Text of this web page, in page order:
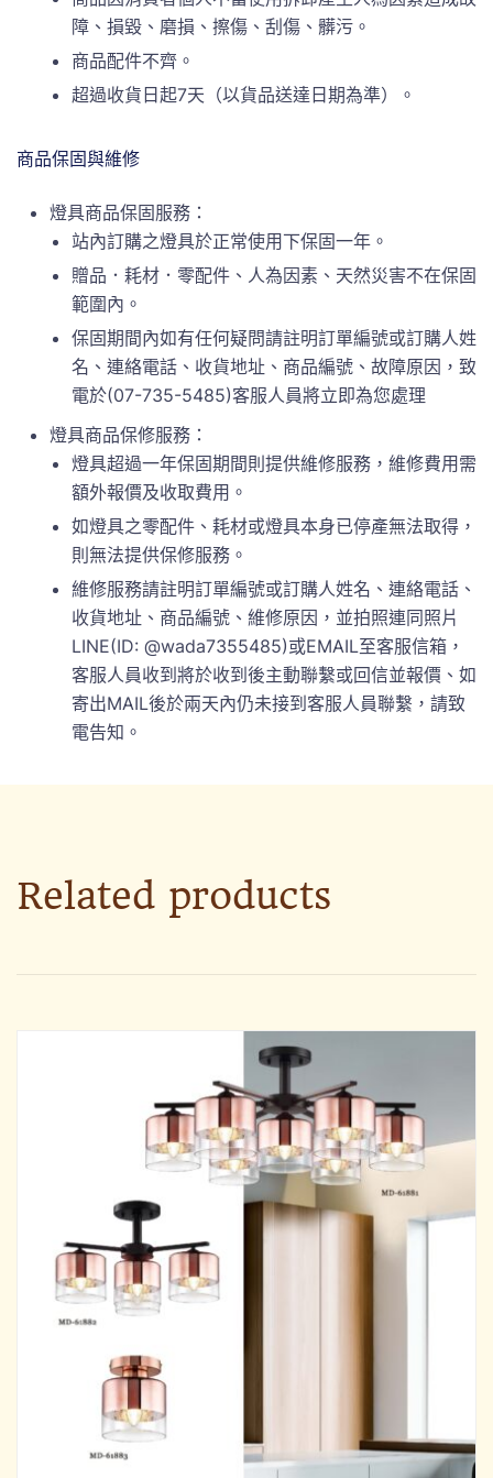
障、損毀、磨損、擦傷、刮傷、髒污。
商品配件不齊。
超過收貨日起7天（以貨品送達日期為準）。
商品保固與維修
燈具商品保固服務：
站內訂購之燈具於正常使用下保固一年。
贈品．耗材．零配件、人為因素、天然災害不在保固
範圍內。
保固期間內如有任何疑問請註明訂單編號或訂購人姓
名、連絡電話、收貨地址、商品編號、故障原因，致
電於(07-735-5485)客服人員將立即為您處理
燈具商品保修服務：
燈具超過一年保固期間則提供維修服務，維修費用需
額外報價及收取費用。
如燈具之零配件、耗材或燈具本身已停產無法取得，
則無法提供保修服務。
維修服務請註明訂單編號或訂購人姓名、連絡電話、
收貨地址、商品編號、維修原因，並拍照連同照片
LINE(ID: @wada7355485)或EMAIL至客服信箱，
客服人員收到將於收到後主動聯繫或回信並報價、如
寄出MAIL後於兩天內仍未接到客服人員聯繫，請致
電告知。
Related products